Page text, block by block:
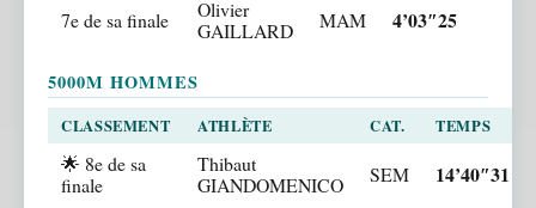
7e de sa finale
Olivier
GAILLARD
MAM 4’03″25
5000M HOMMES
CLASSEMENT ATHLÈTE CAT. TEMPS
🌟 8e de sa
finale
Thibaut
GIANDOMENICO
SEM 14’40″31